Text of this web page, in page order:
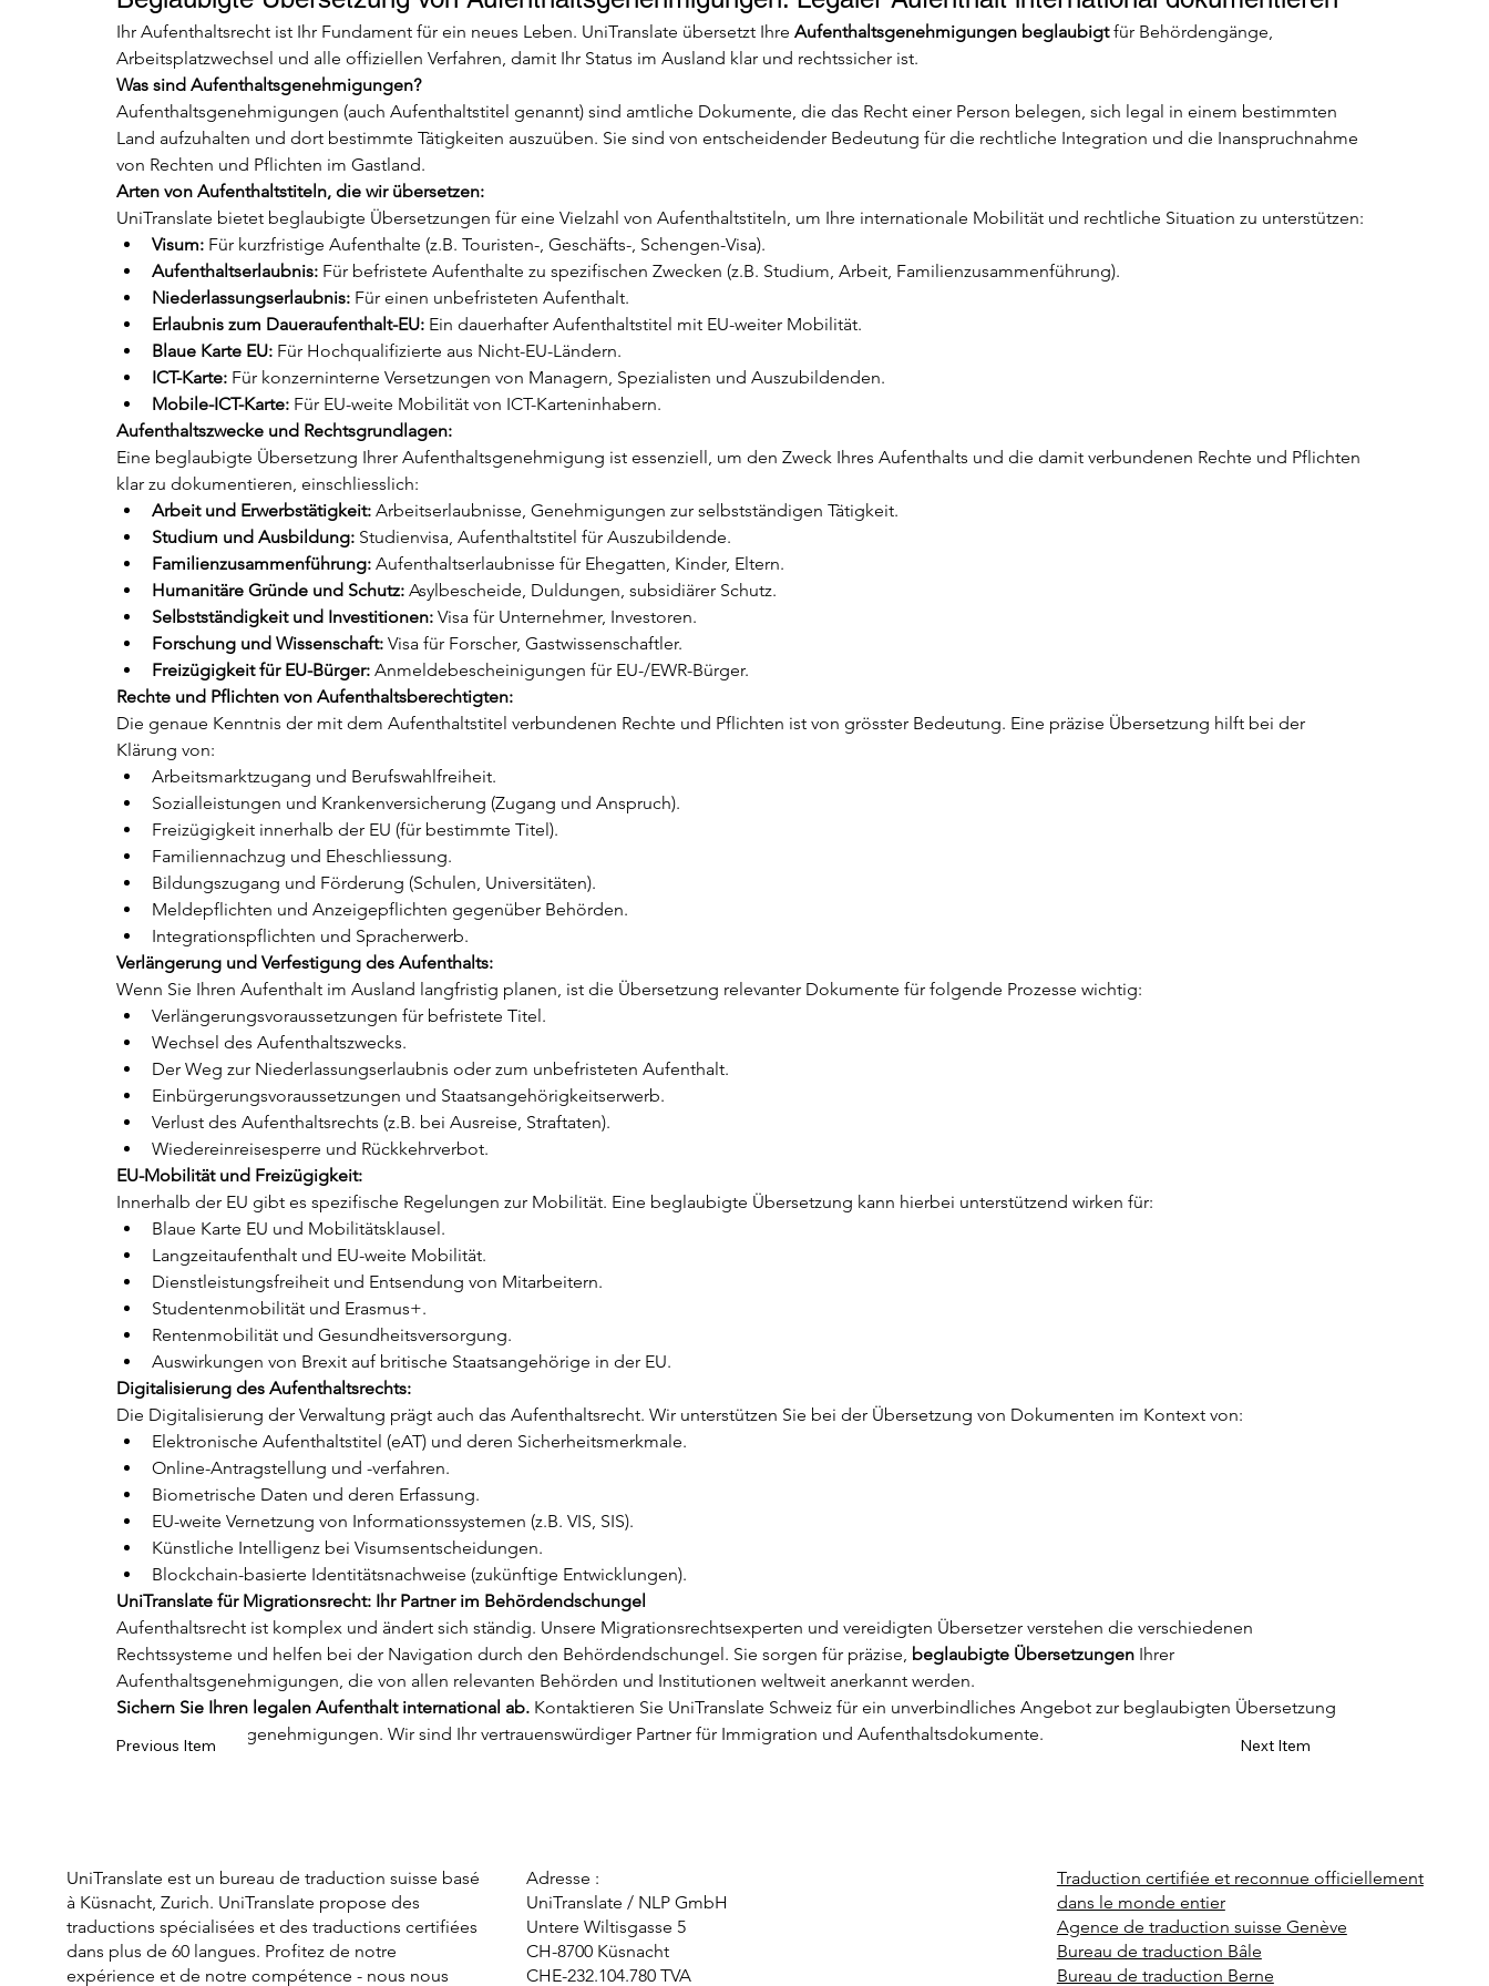
Ihr Aufenthaltsrecht ist Ihr Fundament für ein neues Leben. UniTranslate übersetzt Ihre Aufenthaltsgenehmigungen beglaubigt für Behördengänge,
Arbeitsplatzwechsel und alle offiziellen Verfahren, damit Ihr Status im Ausland klar und rechtssicher ist.
Was sind Aufenthaltsgenehmigungen?
Aufenthaltsgenehmigungen (auch Aufenthaltstitel genannt) sind amtliche Dokumente, die das Recht einer Person belegen, sich legal in einem bestimmten
Land aufzuhalten und dort bestimmte Tätigkeiten auszuüben. Sie sind von entscheidender Bedeutung für die rechtliche Integration und die Inanspruchnahme
von Rechten und Pflichten im Gastland.
Arten von Aufenthaltstiteln, die wir übersetzen:
UniTranslate bietet beglaubigte Übersetzungen für eine Vielzahl von Aufenthaltstiteln, um Ihre internationale Mobilität und rechtliche Situation zu unterstützen:
Visum: Für kurzfristige Aufenthalte (z.B. Touristen-, Geschäfts-, Schengen-Visa).
Aufenthaltserlaubnis: Für befristete Aufenthalte zu spezifischen Zwecken (z.B. Studium, Arbeit, Familienzusammenführung).
Niederlassungserlaubnis: Für einen unbefristeten Aufenthalt.
Erlaubnis zum Daueraufenthalt-EU: Ein dauerhafter Aufenthaltstitel mit EU-weiter Mobilität.
Blaue Karte EU: Für Hochqualifizierte aus Nicht-EU-Ländern.
ICT-Karte: Für konzerninterne Versetzungen von Managern, Spezialisten und Auszubildenden.
Mobile-ICT-Karte: Für EU-weite Mobilität von ICT-Karteninhabern.
Aufenthaltszwecke und Rechtsgrundlagen:
Eine beglaubigte Übersetzung Ihrer Aufenthaltsgenehmigung ist essenziell, um den Zweck Ihres Aufenthalts und die damit verbundenen Rechte und Pflichten
klar zu dokumentieren, einschliesslich:
Arbeit und Erwerbstätigkeit: Arbeitserlaubnisse, Genehmigungen zur selbstständigen Tätigkeit.
Studium und Ausbildung: Studienvisa, Aufenthaltstitel für Auszubildende.
Familienzusammenführung: Aufenthaltserlaubnisse für Ehegatten, Kinder, Eltern.
Humanitäre Gründe und Schutz: Asylbescheide, Duldungen, subsidiärer Schutz.
Selbstständigkeit und Investitionen: Visa für Unternehmer, Investoren.
Forschung und Wissenschaft: Visa für Forscher, Gastwissenschaftler.
Freizügigkeit für EU-Bürger: Anmeldebescheinigungen für EU-/EWR-Bürger.
Rechte und Pflichten von Aufenthaltsberechtigten:
Die genaue Kenntnis der mit dem Aufenthaltstitel verbundenen Rechte und Pflichten ist von grösster Bedeutung. Eine präzise Übersetzung hilft bei der
Klärung von:
Arbeitsmarktzugang und Berufswahlfreiheit.
Sozialleistungen und Krankenversicherung (Zugang und Anspruch).
Freizügigkeit innerhalb der EU (für bestimmte Titel).
Familiennachzug und Eheschliessung.
Bildungszugang und Förderung (Schulen, Universitäten).
Meldepflichten und Anzeigepflichten gegenüber Behörden.
Integrationspflichten und Spracherwerb.
Verlängerung und Verfestigung des Aufenthalts:
Wenn Sie Ihren Aufenthalt im Ausland langfristig planen, ist die Übersetzung relevanter Dokumente für folgende Prozesse wichtig:
Verlängerungsvoraussetzungen für befristete Titel.
Wechsel des Aufenthaltszwecks.
Der Weg zur Niederlassungserlaubnis oder zum unbefristeten Aufenthalt.
Einbürgerungsvoraussetzungen und Staatsangehörigkeitserwerb.
Verlust des Aufenthaltsrechts (z.B. bei Ausreise, Straftaten).
Wiedereinreisesperre und Rückkehrverbot.
EU-Mobilität und Freizügigkeit:
Innerhalb der EU gibt es spezifische Regelungen zur Mobilität. Eine beglaubigte Übersetzung kann hierbei unterstützend wirken für:
Blaue Karte EU und Mobilitätsklausel.
Langzeitaufenthalt und EU-weite Mobilität.
Dienstleistungsfreiheit und Entsendung von Mitarbeitern.
Studentenmobilität und Erasmus+.
Rentenmobilität und Gesundheitsversorgung.
Auswirkungen von Brexit auf britische Staatsangehörige in der EU.
Digitalisierung des Aufenthaltsrechts:
Die Digitalisierung der Verwaltung prägt auch das Aufenthaltsrecht. Wir unterstützen Sie bei der Übersetzung von Dokumenten im Kontext von:
Elektronische Aufenthaltstitel (eAT) und deren Sicherheitsmerkmale.
Online-Antragstellung und -verfahren.
Biometrische Daten und deren Erfassung.
EU-weite Vernetzung von Informationssystemen (z.B. VIS, SIS).
Künstliche Intelligenz bei Visumsentscheidungen.
Blockchain-basierte Identitätsnachweise (zukünftige Entwicklungen).
UniTranslate für Migrationsrecht: Ihr Partner im Behördendschungel
Aufenthaltsrecht ist komplex und ändert sich ständig. Unsere Migrationsrechtsexperten und vereidigten Übersetzer verstehen die verschiedenen
Rechtssysteme und helfen bei der Navigation durch den Behördendschungel. Sie sorgen für präzise, beglaubigte Übersetzungen Ihrer
Aufenthaltsgenehmigungen, die von allen relevanten Behörden und Institutionen weltweit anerkannt werden.
Sichern Sie Ihren legalen Aufenthalt international ab. Kontaktieren Sie UniTranslate Schweiz für ein unverbindliches Angebot zur beglaubigten Übersetzung
Ihrer Aufenthaltsgenehmigungen. Wir sind Ihr vertrauenswürdiger Partner für Immigration und Aufenthaltsdokumente.
Previous Item Next Item
Adresse :
UniTranslate / NLP GmbH
Untere Wiltisgasse 5
CH-8700 Küsnacht
CHE-232.104.780 TVA
UniTranslate est un bureau de traduction suisse basé
à Küsnacht, Zurich. UniTranslate propose des
traductions spécialisées et des traductions certifiées
dans plus de 60 langues. Profitez de notre
expérience et de notre compétence - nous nous
Traduction certifiée et reconnue officiellement
dans le monde entier
Agence de traduction suisse Genève
Bureau de traduction Bâle
Bureau de traduction Berne